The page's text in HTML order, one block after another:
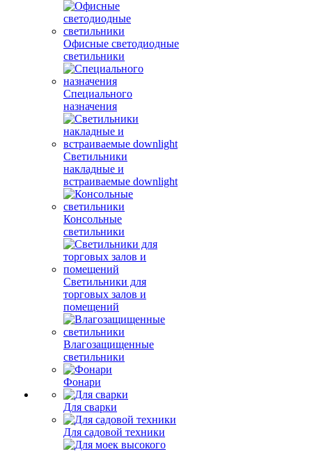
Офисные светодиодные
светильники
Специального
назначения
Светильники
накладные и
встраиваемые downlight
Консольные
светильники
Светильники для
торговых залов и
помещений
Влагозащищенные
светильники
Фонари
Для сварки
Для садовой техники